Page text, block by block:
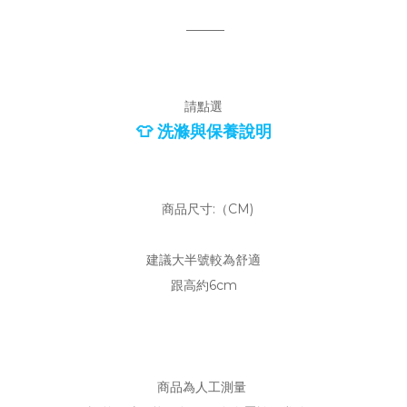
———
請點選
👕 洗滌與保養說明
商品尺寸:（CM)
建議大半號較為舒適
跟高約6cm
商品為人工測量